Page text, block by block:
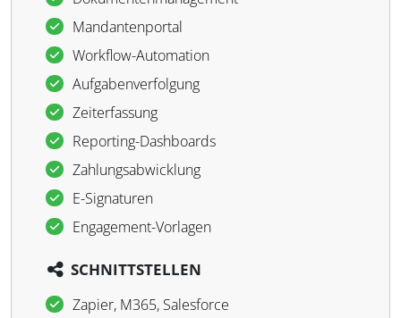
Mandantenportal
Workflow-Automation
Aufgabenverfolgung
Zeiterfassung
Reporting-Dashboards
Zahlungsabwicklung
E-Signaturen
Engagement-Vorlagen
SCHNITTSTELLEN
Zapier, M365, Salesforce